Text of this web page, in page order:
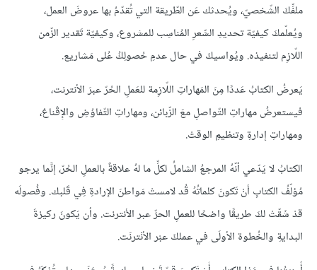
ملفِّكَ الشّخصيّ، ويُحدثك عَن الطّريقة التي تُقدّمُ بها عروضَ العمل،
ويُعلّمكَ كيفيّة تحديدِ السِّعرِ المُناسِب للمشروع، وكيفيّة تَقدير الزّمن
اللّازِم لتنفيذه. ويُواسيكَ في حال عدمِ حُصولِكُ عُلى مَشاريع.
يَعرضُ الكتابُ عَددًا مِنَ المَهاراتِ اللّازِمة للعَملِ الحُرّ عبرَ الأنترنت،
فيستعرضُ مهاراتِ التّواصلِ معَ الزّبائن، ومهاراتِ التّفاوُضِ والإِقْناعْ،
ومهاراتِ إدارةِ وتنظيمِ الوقتْ.
الكتابُ لا يَدّعي أنّهُ المرجعُ الشاملُ لكلِّ ما لهُ علاقةٌ بالعملِ الحُرّ، إنَّما يرجو
مُؤلّفُ الكتابِ أنْ تَكونَ كلماتُهُ قُد لامستْ مَواطنَ الإرادةِ فِي قَلبك. وفُصولَه
قدْ شَقّتْ لكَ طريقًا واضحًا للعملِ الحرِّ عبر الأنترنت. وأن يَكونَ ركيزةَ
البدايةِ والخُطوة الأولَى في عملكَ عبْر الأنْترنَت.